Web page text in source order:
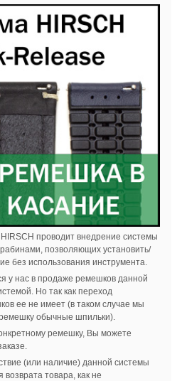
проводит внедрение системы
позволяющих установить/
без использования инструмента.
у нас в продаже ремешков данной
Но так как переход
ее не имеет (в таком случае мы
обычные шпильки).
ремешку, Вы можете
(или наличие) данной системы
товара, как не